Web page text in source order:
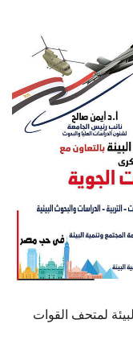
الطلاب
هيئة التدريس
الدراسات العليا
الموظفون
الزائـرون
لمتحف القوات